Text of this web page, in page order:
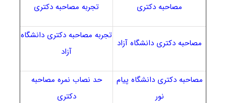
مصاحبه دکتری تجربه مصاحبه دکتری
مصاحبه دکتری دانشگاه آزاد
تجربه مصاحبه دکتری دانشگاه
آزاد
مصاحبه دکتری دانشگاه پیام
نور
حد نصاب نمره مصاحبه
دکتری